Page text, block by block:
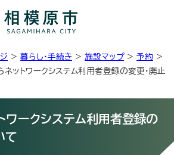
> 暮らし・手続き > 施設マップ> 予約 >
ットワークシステム利用者登録の変更・廃止
ワークシステム利用者登録の
て